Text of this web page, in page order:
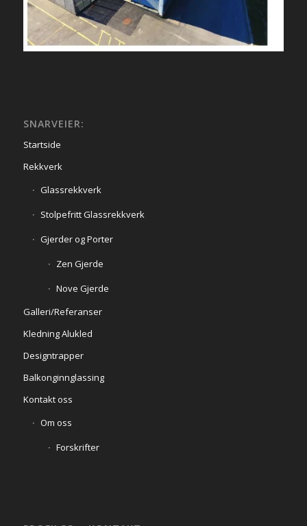
SNARVEIER:
Startside
Rekkverk
Glassrekkverk
Stolpefritt Glassrekkverk
Gjerder og Porter
Zen Gjerde
Nove Gjerde
Galleri/Referanser
Kledning Alukled
Designtrapper
Balkonginnglassing
Kontakt oss
Om oss
Forskrifter